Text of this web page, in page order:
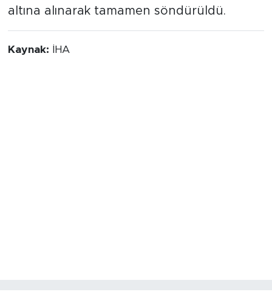
altına alınarak tamamen söndürüldü.
Kaynak: İHA